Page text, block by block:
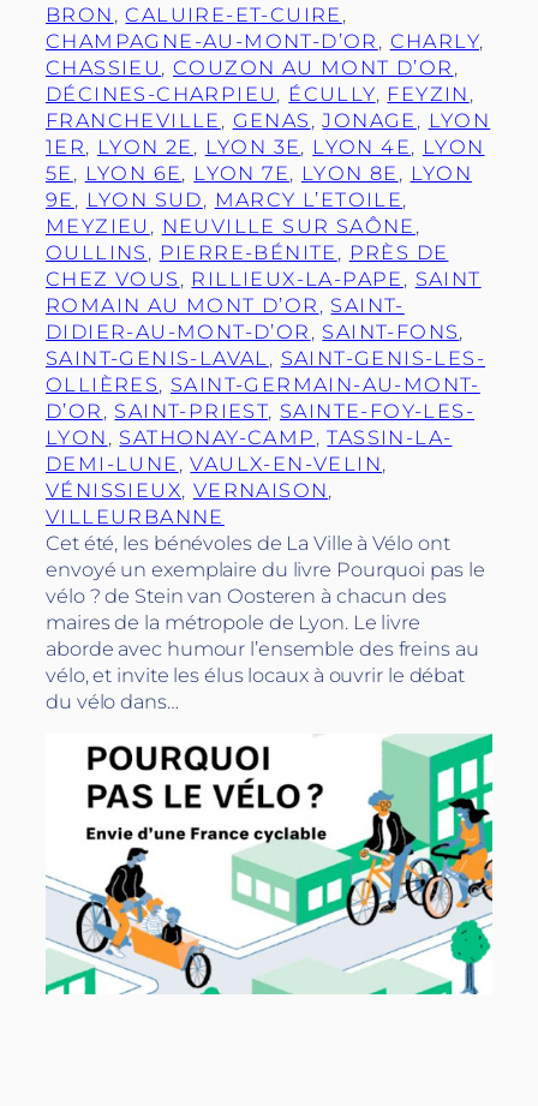
BRON , CALUIRE-ET-CUIRE
CHAMPAGNE-AU-MONT-D’OR , CHARLY
CHASSIEU , COUZON AU MONT D’OR
DÉCINES-CHARPIEU , ÉCULLY, FEYZIN
FRANCHEVILLE , GENAS , JONAGE , LYON
1ER, LYON 2E , LYON 3E, LYON 4E, LYON
5E , LYON 6E, LYON 7E, LYON 8E , LYON
9E , LYON SUD, MARCY L’ETOILE
MEYZIEU , NEUVILLE SUR SAÔNE
OULLINS , PIERRE-BÉNITE , PRÈS DE
CHEZ VOUS , RILLIEUX-LA-PAPE , SAINT
ROMAIN AU MONT D’OR , SAINT-
DIDIER-AU-MONT-D’OR , SAINT-FONS
SAINT-GENIS-LAVAL , SAINT-GENIS-LES-
OLLIÈRES, SAINT-GERMAIN-AU-MONT-
D’OR , SAINT-PRIEST, SAINTE-FOY-LES-
LYON , SATHONAY-CAMP , TASSIN-LA-
DEMI-LUNE , VAULX-EN-VELIN
VÉNISSIEUX, VERNAISON
VILLEURBANNE
Cet été, les bénévoles de La Ville à Vélo ont
envoyé un exemplaire du livre Pourquoi pas le
vélo ? de Stein van Oosteren à chacun des
maires de la métropole de Lyon. Le livre
aborde avec humour l’ensemble des freins au
vélo, et invite les élus locaux à ouvrir le débat
du vélo dans…